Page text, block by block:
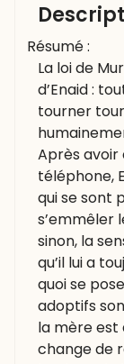
Résumé :
La loi de
d’Enaid :
tourner
Après
téléphone,
qui se sont
s’emmêler
sinon, la
qu’il lui a
quoi se
adoptifs
la mère est
change de